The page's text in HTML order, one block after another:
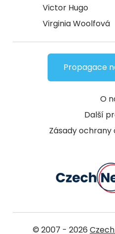
Victor Hugo
Virginia Woolfová
O
Další
Zásady ochrany
Propagace
© 2007 - 2026